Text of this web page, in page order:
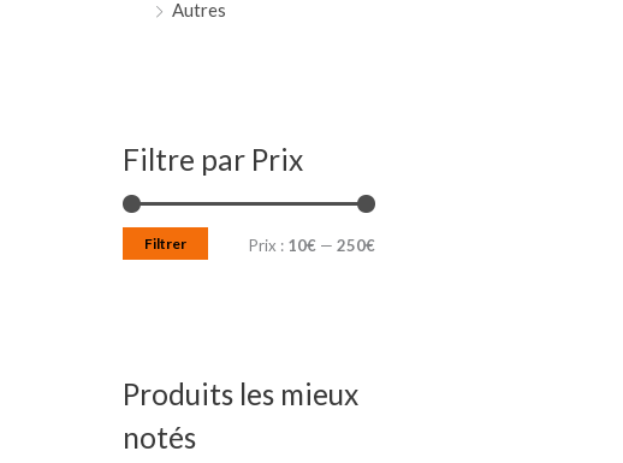
Autres
Filtre par Prix
Filtrer Prix : 10€ — 250€
Produits les mieux
notés